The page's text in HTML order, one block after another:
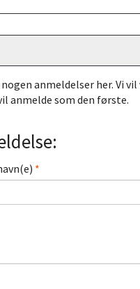
anmeldelser her. Vi
anmelde som den første.